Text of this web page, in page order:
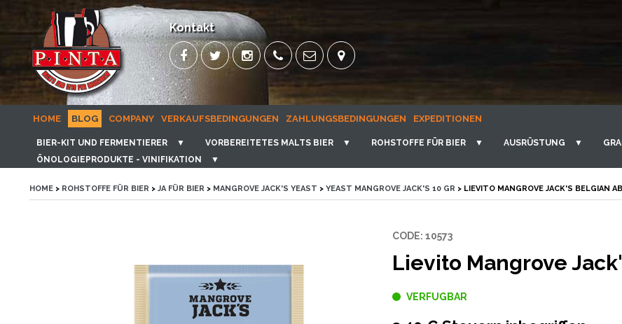
Kontakt
HOME BLOG COMPANY VERKAUFSBEDINGUNGEN ZAHLUNGSBEDINGUNGEN EXPEDITIONEN
BIER-KIT UND FERMENTIERER ▼ VORBEREITETES MALTS BIER ▼ ROHSTOFFE FÜR BIER ▼ AUSRÜSTUNG ▼
ÖNOLOGIEPRODUKTE - VINIFIKATION
▼
HOME > ROHSTOFFE FÜR BIER > JA FÜR BIER > MANGROVE JACK'S YEAST > YEAST MANGROVE JACK'S 10 GR > LIEVITO MANGROVE JACK'S BELGIAN
CODE: 10573
Lievito Mangrove
VERFUGBAR